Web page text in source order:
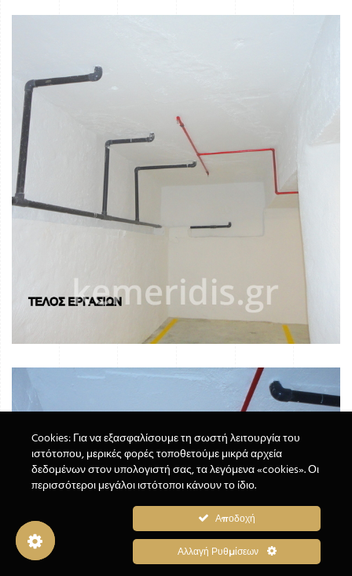
Cookies: Για να εξασφαλίσουμε τη σωστή λειτουργία του
ιστότοπου, μερικές φορές τοποθετούμε μικρά αρχεία
δεδομένων στον υπολογιστή σας, τα λεγόμενα «cookies». Οι
περισσότεροι μεγάλοι ιστότοποι κάνουν το ίδιο.
Αποδοχή
Αλλαγή Ρυθμίσεων
Cookie Box Settings
Cookie Box Settings